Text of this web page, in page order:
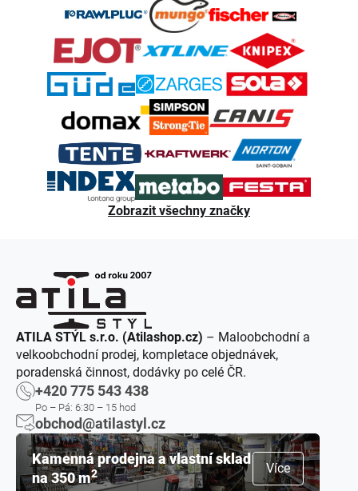
Zobrazit všechny značky
ATILA STÝL s.r.o. (Atilashop.cz) – Maloobchodní a
velkoobchodní prodej, kompletace objednávek,
poradenská činnost, dodávky po celé ČR.
+420 775 543 438
Po – Pá: 6:30 – 15 hod
obchod@atilastyl.cz
Kamenná prodejna a vlastní sklad
na 350 m2 Více